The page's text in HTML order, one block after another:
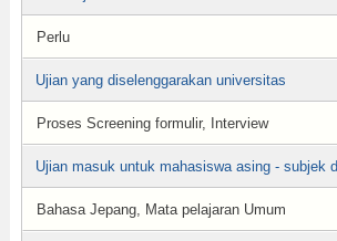
Perlu
Ujian yang diselenggarakan universitas
Proses Screening formulir, Interview
Ujian masuk untuk mahasiswa asing - subjek
Bahasa Jepang, Mata pelajaran Umum